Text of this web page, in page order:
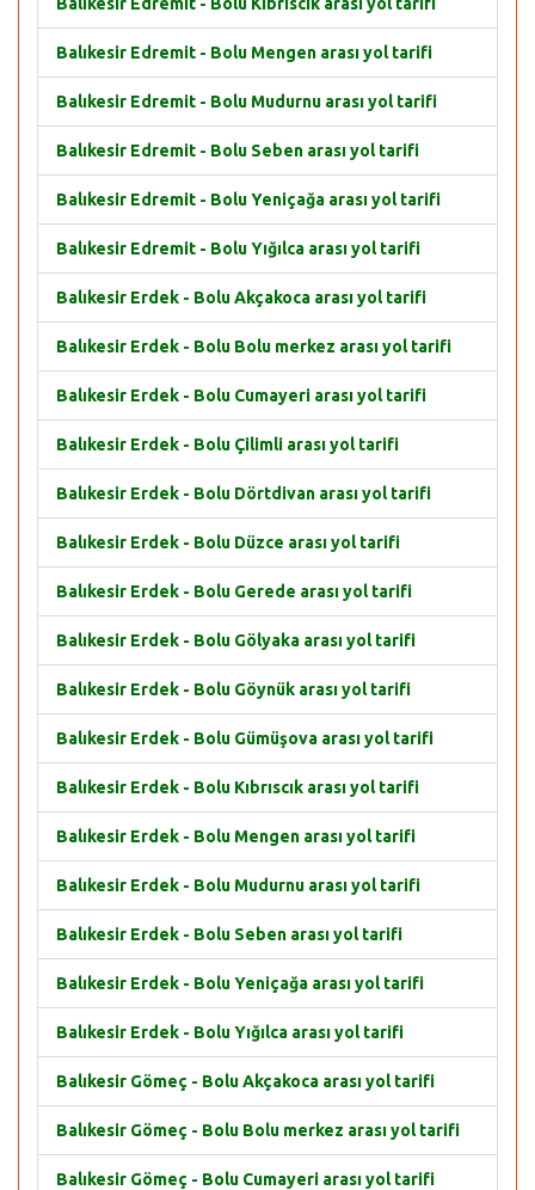
Balıkesir Edremit - Bolu Mengen arası yol tarifi
Balıkesir Edremit - Bolu Mudurnu arası yol tarifi
Balıkesir Edremit - Bolu Seben arası yol tarifi
Balıkesir Edremit - Bolu Yeniçağa arası yol tarifi
Balıkesir Edremit - Bolu Yığılca arası yol tarifi
Balıkesir Erdek - Bolu Akçakoca arası yol tarifi
Balıkesir Erdek - Bolu Bolu merkez arası yol tarifi
Balıkesir Erdek - Bolu Cumayeri arası yol tarifi
Balıkesir Erdek - Bolu Çilimli arası yol tarifi
Balıkesir Erdek - Bolu Dörtdivan arası yol tarifi
Balıkesir Erdek - Bolu Düzce arası yol tarifi
Balıkesir Erdek - Bolu Gerede arası yol tarifi
Balıkesir Erdek - Bolu Gölyaka arası yol tarifi
Balıkesir Erdek - Bolu Göynük arası yol tarifi
Balıkesir Erdek - Bolu Gümüşova arası yol tarifi
Balıkesir Erdek - Bolu Kıbrıscık arası yol tarifi
Balıkesir Erdek - Bolu Mengen arası yol tarifi
Balıkesir Erdek - Bolu Mudurnu arası yol tarifi
Balıkesir Erdek - Bolu Seben arası yol tarifi
Balıkesir Erdek - Bolu Yeniçağa arası yol tarifi
Balıkesir Erdek - Bolu Yığılca arası yol tarifi
Balıkesir Gömeç - Bolu Akçakoca arası yol tarifi
Balıkesir Gömeç - Bolu Bolu merkez arası yol tarifi
Balıkesir Gömeç - Bolu Cumayeri arası yol tarifi